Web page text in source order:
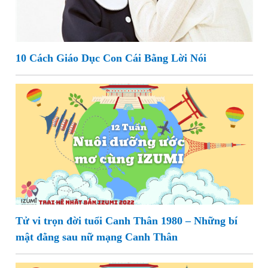
10 Cách Giáo Dục Con Cái Bằng Lời Nói
Tử vi trọn đời tuổi Canh Thân 1980 – Những bí
mật đằng sau nữ mạng Canh Thân